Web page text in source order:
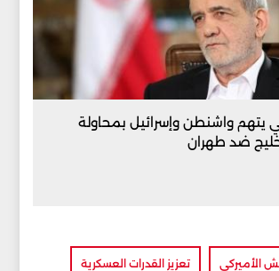
يتهم واشنطن وإسرائيل بمحاولة
ضد طهران
الأميركي تعزيز القدرات العسكرية